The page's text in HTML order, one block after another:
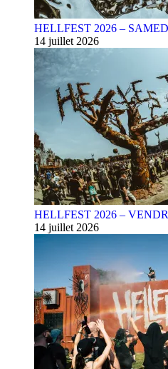
HELLFEST 2026 –
14 juillet 2026
HELLFEST 2026 –
14 juillet 2026